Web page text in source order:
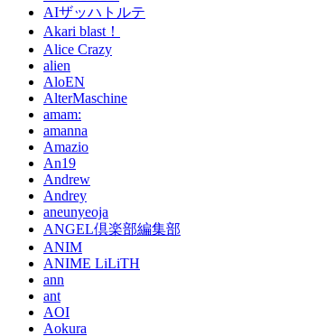
AIザッハトルテ
Akari blast！
Alice Crazy
alien
AloEN
AlterMaschine
amam:
amanna
Amazio
An19
Andrew
Andrey
aneunyeoja
ANGEL倶楽部編集部
ANIM
ANIME LiLiTH
ann
ant
AOI
Aokura